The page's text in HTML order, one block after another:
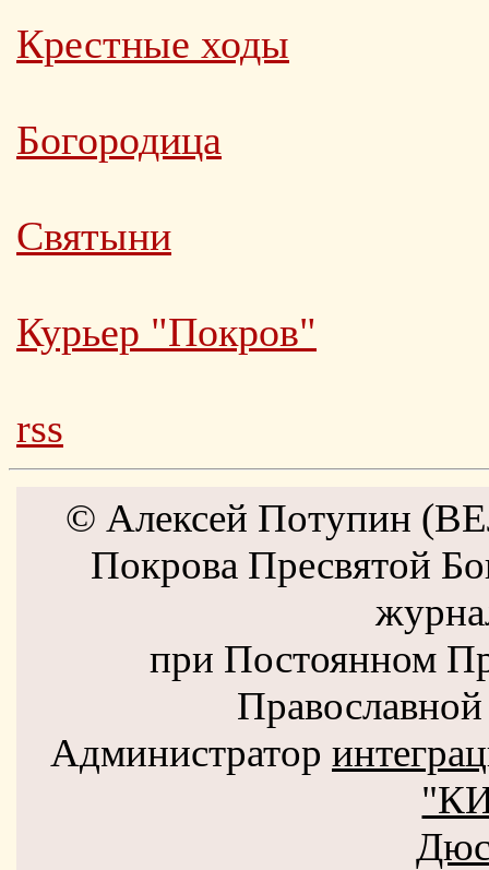
Крестные ходы
Богородица
Святыни
Курьер "Покров"
rss
© Алексей Потупин
Покрова Пресвятой
при Постоянном
Администратор